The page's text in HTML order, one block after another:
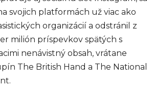
svojich platformách už viac ako
organizácií a odstránil z
milión príspevkov spätých s
nenávistný obsah, vrátane
The British Hand a The National